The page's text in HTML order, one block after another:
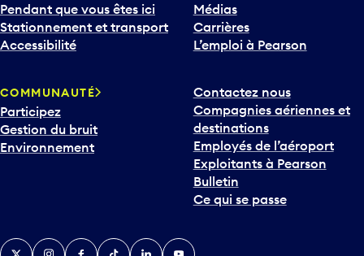
Pendant que vous êtes ici
Stationnement et transport
Accessibilité
Médias
Carrières
L’emploi à Pearson
COMMUNAUTÉ
Participez
Gestion du bruit
Environnement
Contactez nous
Compagnies aériennes et
destinations
Employés de l’aéroport
Exploitants à Pearson
Bulletin
Ce qui se passe
TwitterInstagramFacebook
TikTokLinkedInYouTube